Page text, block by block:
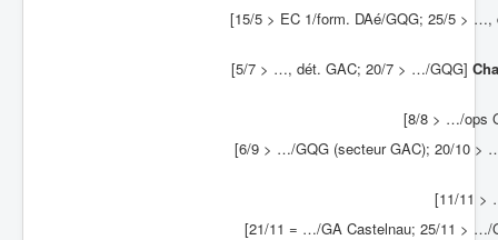
[15/5 > EC 1/form. DAé/GQG; 25/5 >
[5/7 > …, dét. GAC; 20/7 > …/GQG]
[8/8 > …/ops
[6/9 > …/GQG (secteur GAC); 20/10 >
[11/11 >
[21/11 = …/GA Castelnau; 25/11 > …/